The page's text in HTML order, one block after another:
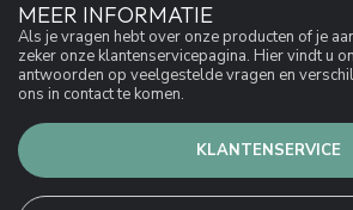
MEER INFORMATIE
Als je vragen hebt over onze producten of je
zeker onze klantenservicepagina. Hier vindt u
antwoorden op veelgestelde vragen en
ons in contact te komen.
KLANTENSERVICE